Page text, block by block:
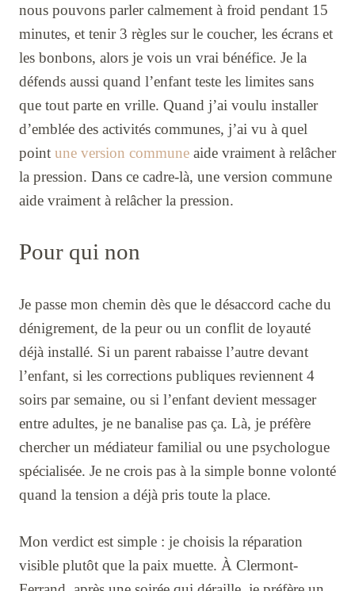
nous pouvons parler calmement à froid pendant 15
minutes, et tenir 3 règles sur le coucher, les écrans et
les bonbons, alors je vois un vrai bénéfice. Je la
défends aussi quand l’enfant teste les limites sans
que tout parte en vrille. Quand j’ai voulu installer
d’emblée des activités communes, j’ai vu à quel
point une version commune aide vraiment à relâcher
la pression. Dans ce cadre-là, une version commune
aide vraiment à relâcher la pression.
Pour qui non
Je passe mon chemin dès que le désaccord cache du
dénigrement, de la peur ou un conflit de loyauté
déjà installé. Si un parent rabaisse l’autre devant
l’enfant, si les corrections publiques reviennent 4
soirs par semaine, ou si l’enfant devient messager
entre adultes, je ne banalise pas ça. Là, je préfère
chercher un médiateur familial ou une psychologue
spécialisée. Je ne crois pas à la simple bonne volonté
quand la tension a déjà pris toute la place.
Mon verdict est simple : je choisis la réparation
visible plutôt que la paix muette. À Clermont-